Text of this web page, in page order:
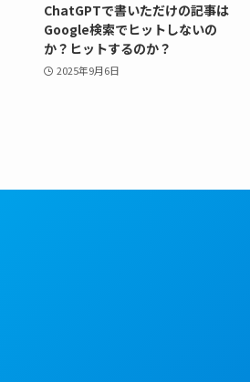
ChatGPTで書いただけの記事は
Google検索でヒットしないの
か？ヒットするのか？
2025年9月6日